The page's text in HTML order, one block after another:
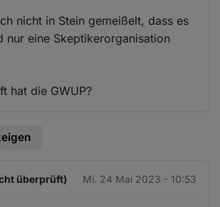
nicht in Stein gemeißelt, dass es
nur eine Skeptikerorganisation
hat die GWUP?
überprüft) Mi. 24 Mai 2023 - 10:53